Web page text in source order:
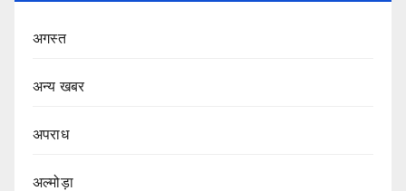
अगस्त
अन्य खबर
अपराध
अल्मोड़ा